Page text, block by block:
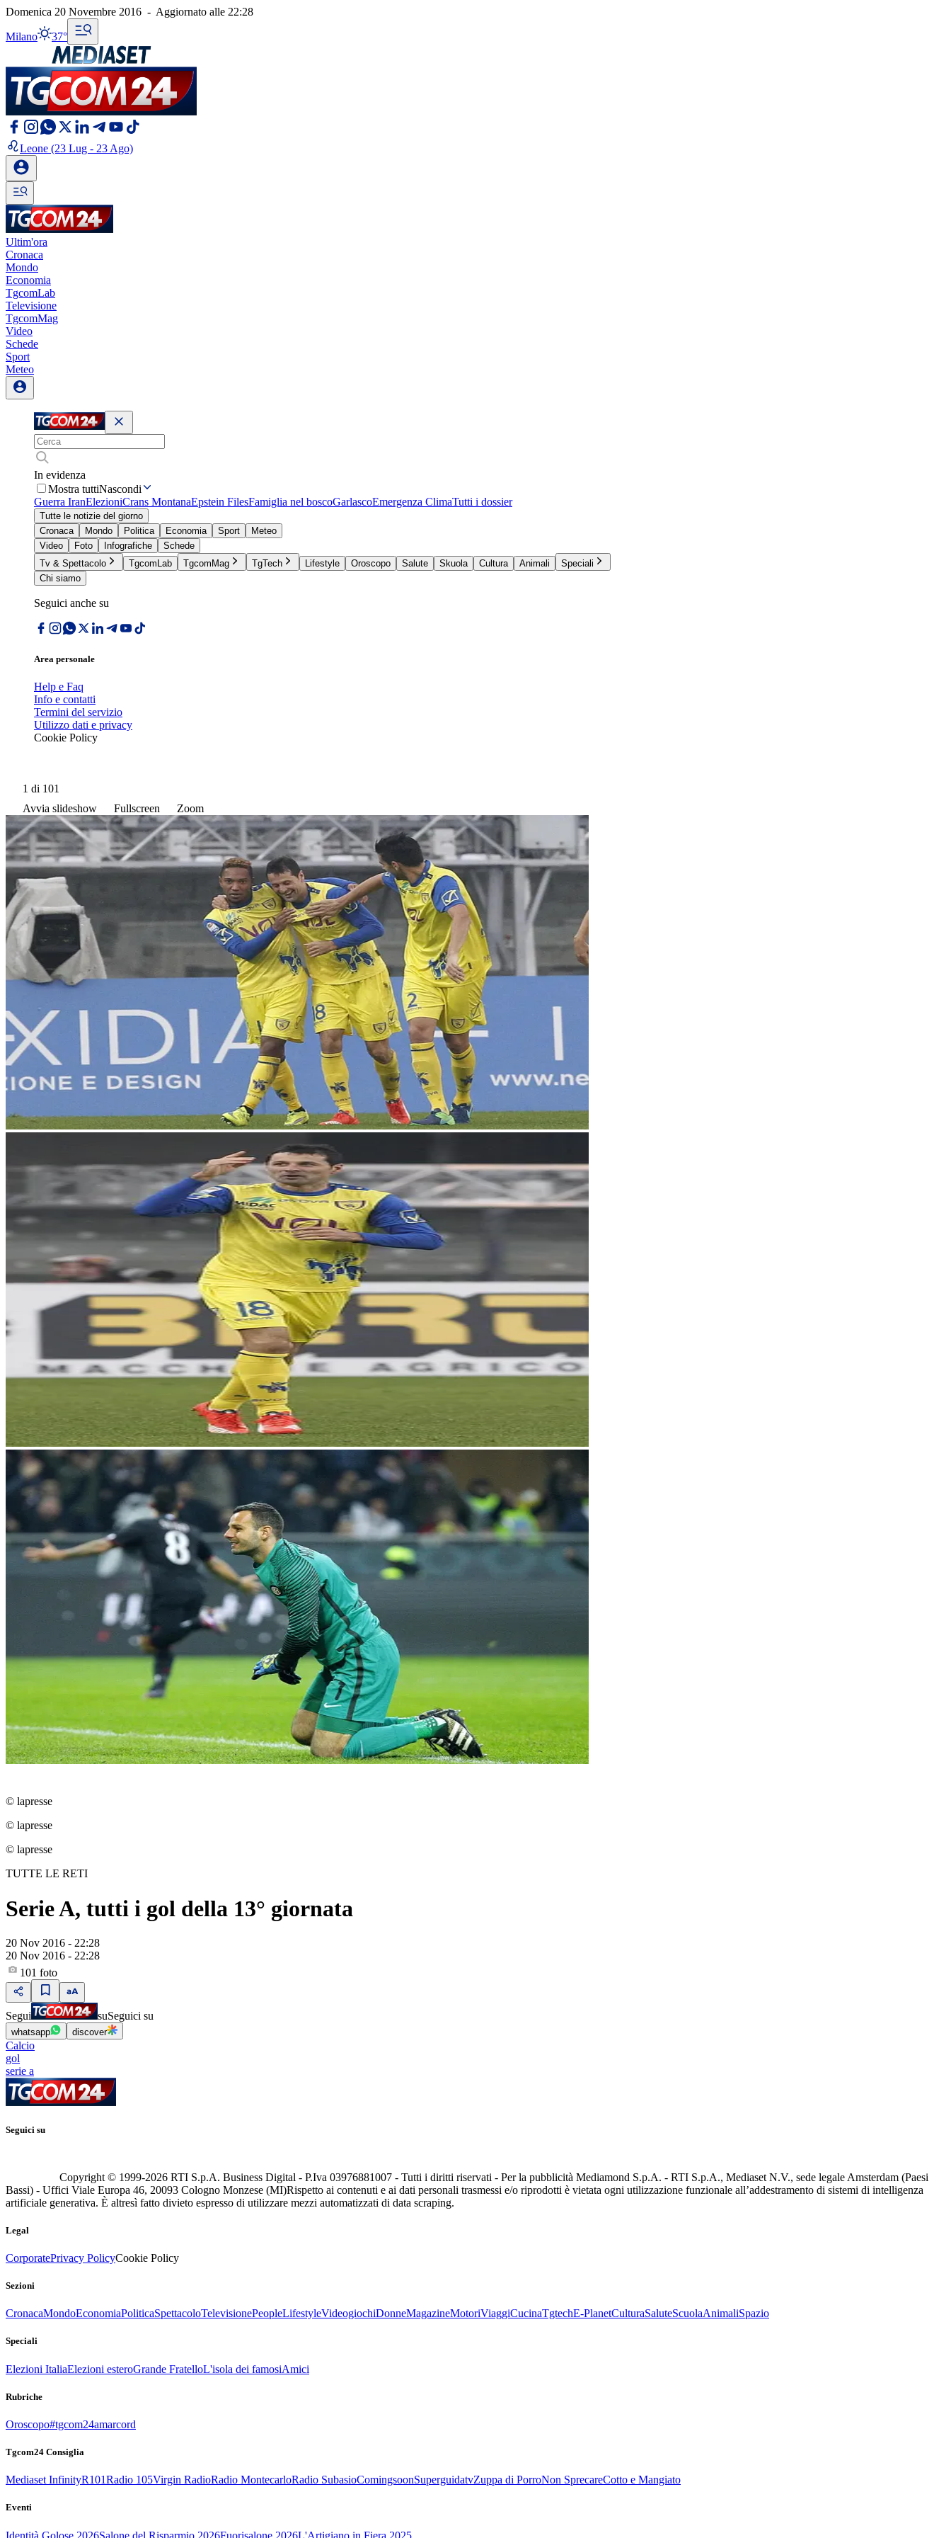
Domenica 20 Novembre 2016 - Aggiornato alle 22:28
Milano 37°
Leone (23 Lug - 23 Ago)
Ultim'ora
Cronaca
Mondo
Economia
TgcomLab
Televisione
TgcomMag
Video
Schede
Sport
Meteo
In evidenza
Mostra tuttiNascondi
Guerra IranElezioniCrans MontanaEpstein FilesFamiglia nel boscoGarlascoEmergenza ClimaTutti i dossier
Tutte le notizie del giorno
Cronaca
Mondo Politica Economia Sport
Meteo
Video
Foto Infografiche
Schede
Tv & Spettacolo
TgcomLab TgcomMag TgTech Lifestyle Oroscopo Salute Skuola Cultura Animali
Speciali
Chi siamo
Seguici anche su
Area personale
Help e Faq
Info e contatti
Termini del servizio
Utilizzo dati e privacy
Cookie Policy
1 di 101
Avvia slideshow
Fullscreen Zoom
© lapresse
© lapresse
© lapresse
TUTTE LE RETI
Serie A, tutti i gol della 13° giornata
20 Nov 2016 - 22:28
20 Nov 2016 - 22:28
101 foto
Segui suSeguici su
whatsapp discover
Calcio
gol
serie a
Seguici su
Copyright © 1999-2026 RTI S.p.A. Business Digital - P.Iva 03976881007 - Tutti i diritti riservati - Per la pubblicità Mediamond S.p.A. - RTI S.p.A., Mediaset N.V., sede legale Amsterdam (Paesi
Bassi) - Uffici Viale Europa 46, 20093 Cologno Monzese (MI)Rispetto ai contenuti e ai dati personali trasmessi e/o riprodotti è vietata ogni utilizzazione funzionale all’addestramento di sistemi di intelligenza
artificiale generativa. È altresì fatto divieto espresso di utilizzare mezzi automatizzati di data scraping.
Legal
CorporatePrivacy PolicyCookie Policy
Sezioni
CronacaMondoEconomiaPoliticaSpettacoloTelevisionePeopleLifestyleVideogiochiDonneMagazineMotoriViaggiCucinaTgtechE-PlanetCulturaSaluteScuolaAnimaliSpazio
Speciali
Elezioni ItaliaElezioni esteroGrande FratelloL'isola dei famosiAmici
Rubriche
Oroscopo#tgcom24amarcord
Tgcom24 Consiglia
Mediaset InfinityR101Radio 105Virgin RadioRadio MontecarloRadio SubasioComingsoonSuperguidatvZuppa di PorroNon SprecareCotto e Mangiato
Eventi
Identità Golose 2026Salone del Risparmio 2026Fuorisalone 2026L'Artigiano in Fiera 2025